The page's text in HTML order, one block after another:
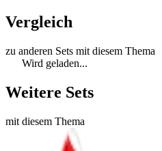
Vergleich
zu anderen Sets mit diesem Thema
Wird geladen...
Weitere Sets
mit diesem Thema